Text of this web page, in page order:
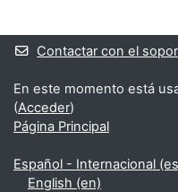
Bloques
Contactar con el
En este momento está
(Acceder)
Página Principal
Español - Internacional
English ‎(en)‎